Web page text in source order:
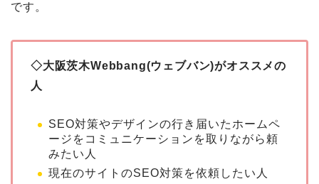
です。
◇大阪茨木Webbang(ウェブバン)がオススメの
人
SEO対策やデザインの行き届いたホームペ
ージをコミュニケーションを取りながら頼
みたい人
現在のサイトのSEO対策を依頼したい人